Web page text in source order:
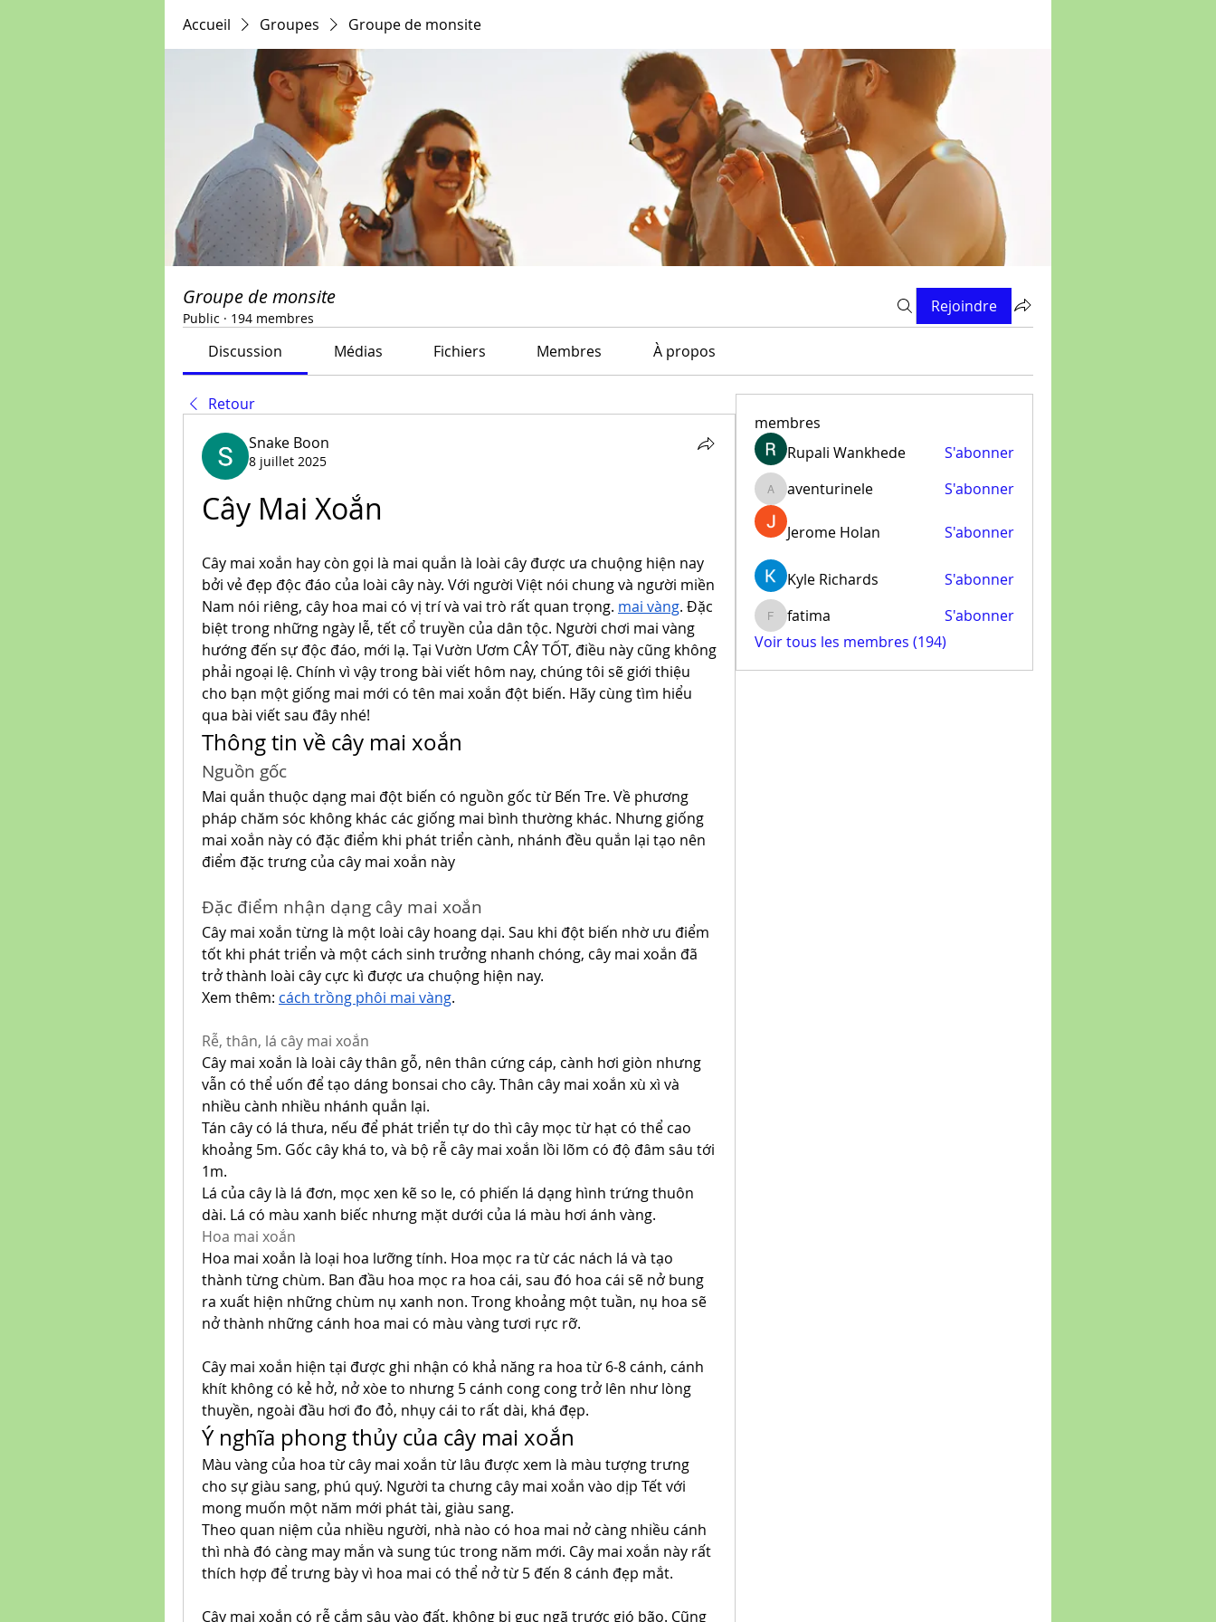
Accueil Groupes Groupe de monsite
Groupe de monsite
Public · 194 membres
Rejoindre
Discussion Médias Fichiers Membres À propos
Retour
Snake Boon
8 juillet 2025
Cây Mai Xoắn
Cây mai xoắn hay còn gọi là mai quắn là loài cây được ưa chuộng hiện nay
bởi vẻ đẹp độc đáo của loài cây này. Với người Việt nói chung và người miền
Nam nói riêng, cây hoa mai có vị trí và vai trò rất quan trọng. mai vàng. Đặc
biệt trong những ngày lễ, tết cổ truyền của dân tộc. Người chơi mai vàng
hướng đến sự độc đáo, mới lạ. Tại Vườn Ươm CÂY TỐT, điều này cũng không
phải ngoại lệ. Chính vì vậy trong bài viết hôm nay, chúng tôi sẽ giới thiệu
cho bạn một giống mai mới có tên mai xoắn đột biến. Hãy cùng tìm hiểu
qua bài viết sau đây nhé!
Thông tin về cây mai xoắn
Nguồn gốc
Mai quắn thuộc dạng mai đột biến có nguồn gốc từ Bến Tre. Về phương
pháp chăm sóc không khác các giống mai bình thường khác. Nhưng giống
mai xoắn này có đặc điểm khi phát triển cành, nhánh đều quắn lại tạo nên
điểm đặc trưng của cây mai xoắn này
Đặc điểm nhận dạng cây mai xoắn
Cây mai xoắn từng là một loài cây hoang dại. Sau khi đột biến nhờ ưu điểm
tốt khi phát triển và một cách sinh trưởng nhanh chóng, cây mai xoắn đã
trở thành loài cây cực kì được ưa chuộng hiện nay.
Xem thêm: cách trồng phôi mai vàng.
Rễ, thân, lá cây mai xoắn
Cây mai xoắn là loài cây thân gỗ, nên thân cứng cáp, cành hơi giòn nhưng
vẫn có thể uốn để tạo dáng bonsai cho cây. Thân cây mai xoắn xù xì và
nhiều cành nhiều nhánh quắn lại.
Tán cây có lá thưa, nếu để phát triển tự do thì cây mọc từ hạt có thể cao
khoảng 5m. Gốc cây khá to, và bộ rễ cây mai xoắn lồi lõm có độ đâm sâu tới
1m.
Lá của cây là lá đơn, mọc xen kẽ so le, có phiến lá dạng hình trứng thuôn
dài. Lá có màu xanh biếc nhưng mặt dưới của lá màu hơi ánh vàng.
Hoa mai xoắn
Hoa mai xoắn là loại hoa lưỡng tính. Hoa mọc ra từ các nách lá và tạo
thành từng chùm. Ban đầu hoa mọc ra hoa cái, sau đó hoa cái sẽ nở bung
ra xuất hiện những chùm nụ xanh non. Trong khoảng một tuần, nụ hoa sẽ
nở thành những cánh hoa mai có màu vàng tươi rực rỡ.
Cây mai xoắn hiện tại được ghi nhận có khả năng ra hoa từ 6-8 cánh, cánh
khít không có kẻ hở, nở xòe to nhưng 5 cánh cong cong trở lên như lòng
thuyền, ngoài đầu hơi đo đỏ, nhụy cái to rất dài, khá đẹp.
Ý nghĩa phong thủy của cây mai xoắn
Màu vàng của hoa từ cây mai xoắn từ lâu được xem là màu tượng trưng
cho sự giàu sang, phú quý. Người ta chưng cây mai xoắn vào dịp Tết với
mong muốn một năm mới phát tài, giàu sang.
Theo quan niệm của nhiều người, nhà nào có hoa mai nở càng nhiều cánh
thì nhà đó càng may mắn và sung túc trong năm mới. Cây mai xoắn này rất
thích hợp để trưng bày vì hoa mai có thể nở từ 5 đến 8 cánh đẹp mắt.
Cây mai xoắn có rễ cắm sâu vào đất, không bị gục ngã trước gió bão. Cũng
membres
Rupali Wankhede
S'abonner
aventurinele
aventurinele S'abonner
Jerome Holan S'abonner
Kyle Richards S'abonner
fatima
fatima
S'abonner
Voir tous les membres (194)